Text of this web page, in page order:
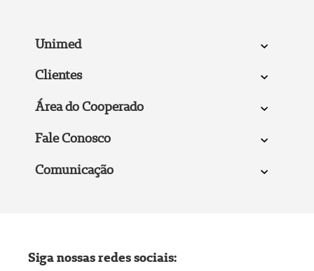
Unimed
Clientes
Área do Cooperado
Fale Conosco
Comunicação
Siga nossas redes sociais: